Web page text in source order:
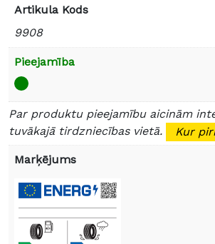
Artikula Kods
9908
Pieejamība
Par produktu pieejamību aicinām
tuvākajā tirdzniecības vietā.
Kur
Marķējums